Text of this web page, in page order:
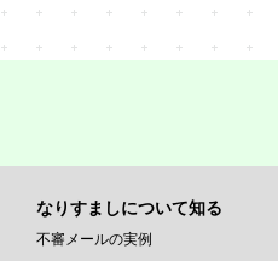
なりすましについて知る
不審メールの実例